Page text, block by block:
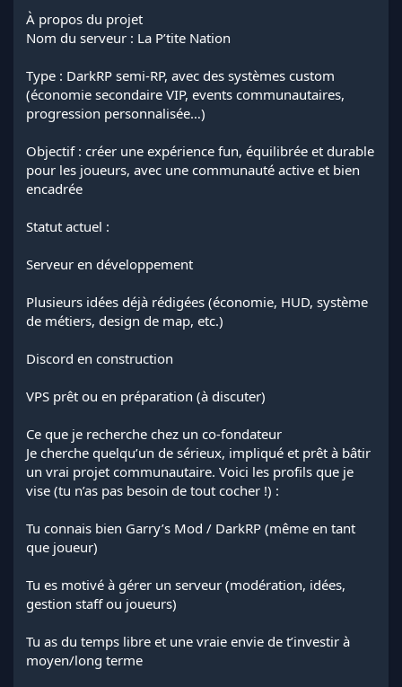
n
À propos du projet
Nom du serveur : La P’tite Nation
Type : DarkRP semi-RP, avec des systèmes custom
(économie secondaire VIP, events communautaires,
progression personnalisée…)
Objectif : créer une expérience fun, équilibrée et durable
pour les joueurs, avec une communauté active et bien
encadrée
Statut actuel :
Serveur en développement
Plusieurs idées déjà rédigées (économie, HUD, système
de métiers, design de map, etc.)
Discord en construction
VPS prêt ou en préparation (à discuter)
Ce que je recherche chez un co-fondateur
Je cherche quelqu’un de sérieux, impliqué et prêt à bâtir
un vrai projet communautaire. Voici les profils que je
vise (tu n’as pas besoin de tout cocher !) :
Tu connais bien Garry’s Mod / DarkRP (même en tant
que joueur)
Tu es motivé à gérer un serveur (modération, idées,
gestion staff ou joueurs)
Tu as du temps libre et une vraie envie de t’investir à
moyen/long terme